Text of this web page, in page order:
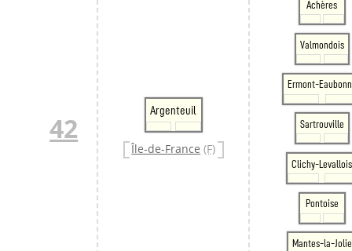
42
Argenteuil
Île-de-France (F)
Achères
Valmondois
Ermont-
Sartrouville
Clichy-Levallois
Pontoise
Mantes-la-Jolie